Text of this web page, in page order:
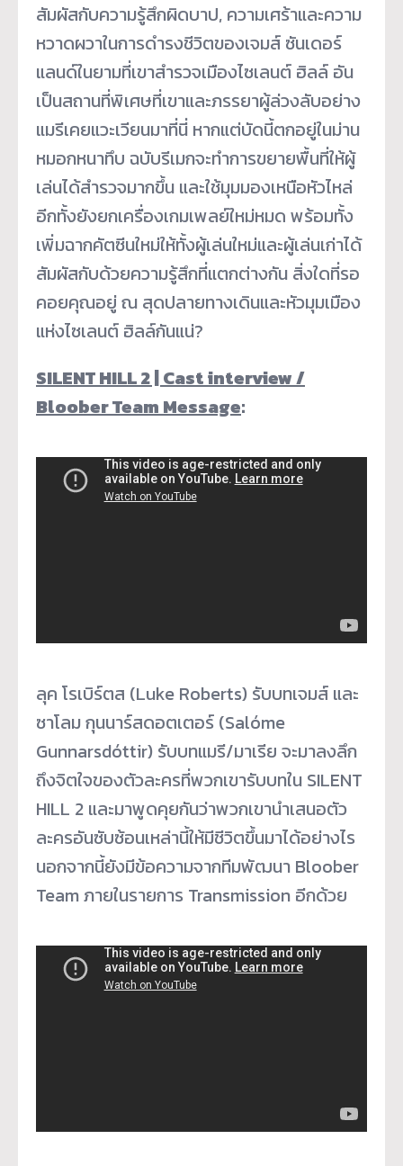
สัมผัสกับความรู้สึกผิดบาป, ความเศร้าและความ
หวาดผวาในการดำรงชีวิตของเจมส์ ซันเดอร์
แลนด์ในยามที่เขาสำรวจเมืองไซเลนต์ ฮิลล์ อัน
เป็นสถานที่พิเศษที่เขาและภรรยาผู้ล่วงลับอย่าง
แมรีเคยแวะเวียนมาที่นี่ หากแต่บัดนี้ตกอยู่ในม่าน
หมอกหนาทึบ ฉบับรีเมกจะทำการขยายพื้นที่ให้ผู้
เล่นได้สำรวจมากขึ้น และใช้มุมมองเหนือหัวไหล่
อีกทั้งยังยกเครื่องเกมเพลย์ใหม่หมด พร้อมทั้ง
เพิ่มฉากคัตซีนใหม่ให้ทั้งผู้เล่นใหม่และผู้เล่นเก่าได้
สัมผัสกับด้วยความรู้สึกที่แตกต่างกัน สิ่งใดที่รอ
คอยคุณอยู่ ณ สุดปลายทางเดินและหัวมุมเมือง
แห่งไซเลนต์ ฮิลล์กันแน่?
SILENT HILL 2 | Cast interview /
Bloober Team Message:
ลุค โรเบิร์ตส (Luke Roberts) รับบทเจมส์ และ
ซาโลม กุนนาร์สดอตเตอร์ (Salóme
Gunnarsdóttir) รับบทแมรี/มาเรีย จะมาลงลึก
ถึงจิตใจของตัวละครที่พวกเขารับบทใน SILENT
HILL 2 และมาพูดคุยกันว่าพวกเขานำเสนอตัว
ละครอันซับซ้อนเหล่านี้ให้มีชีวิตขึ้นมาได้อย่างไร
นอกจากนี้ยังมีข้อความจากทีมพัฒนา Bloober
Team ภายในรายการ Transmission อีกด้วย